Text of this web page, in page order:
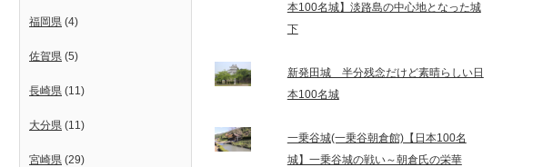
福岡県 (4)
佐賀県 (5)
長崎県 (11)
大分県 (11)
宮崎県 (29)
本100名城】淡路島の中心地となった城
下
新発田城 半分残念だけど素晴らしい日
本100名城
一乗谷城(一乗谷朝倉館)【日本100名
城】一乗谷城の戦い～朝倉氏の栄華